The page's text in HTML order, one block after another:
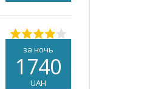
за ночь
1740
UAH